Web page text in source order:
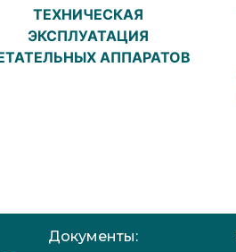
ТЕХНИЧЕСКАЯ
ЭКСПЛУАТАЦИЯ
АППАРАТОВ
Документы: